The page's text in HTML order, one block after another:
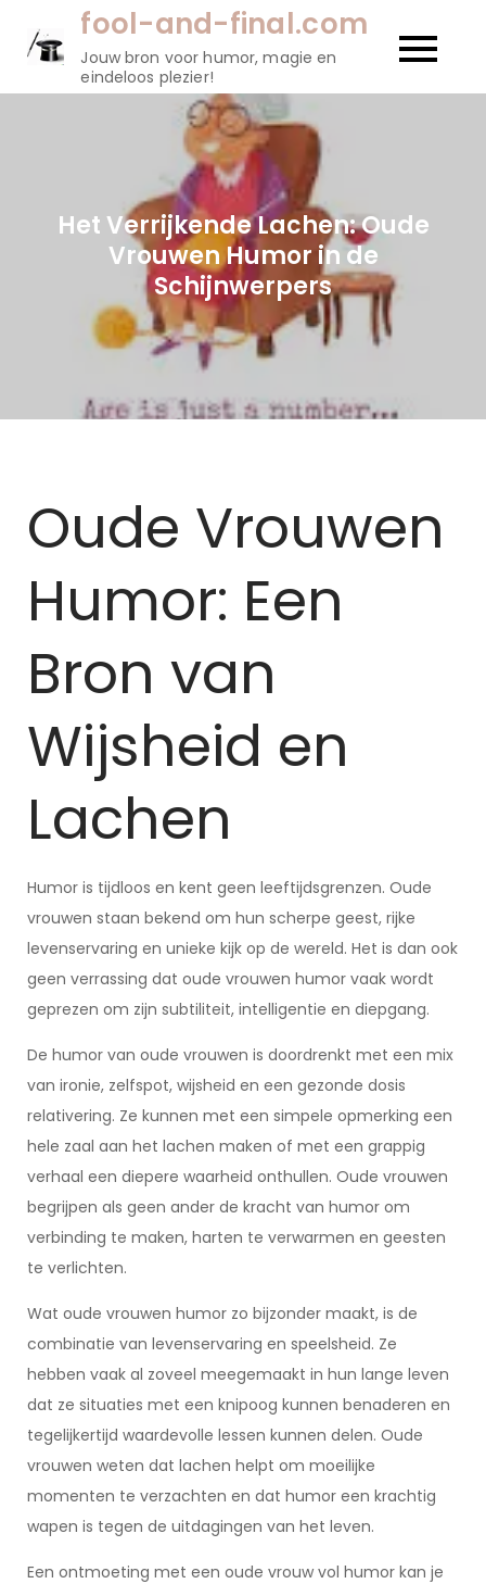
fool-and-final.com
Jouw bron voor humor, magie en
eindeloos plezier!
Het Verrijkende Lachen: Oude
Vrouwen Humor in de
Schijnwerpers
Oude Vrouwen
Humor: Een
Bron van
Wijsheid en
Lachen
Humor is tijdloos en kent geen leeftijdsgrenzen. Oude
vrouwen staan bekend om hun scherpe geest, rijke
levenservaring en unieke kijk op de wereld. Het is dan ook
geen verrassing dat oude vrouwen humor vaak wordt
geprezen om zijn subtiliteit, intelligentie en diepgang.
De humor van oude vrouwen is doordrenkt met een mix
van ironie, zelfspot, wijsheid en een gezonde dosis
relativering. Ze kunnen met een simpele opmerking een
hele zaal aan het lachen maken of met een grappig
verhaal een diepere waarheid onthullen. Oude vrouwen
begrijpen als geen ander de kracht van humor om
verbinding te maken, harten te verwarmen en geesten
te verlichten.
Wat oude vrouwen humor zo bijzonder maakt, is de
combinatie van levenservaring en speelsheid. Ze
hebben vaak al zoveel meegemaakt in hun lange leven
dat ze situaties met een knipoog kunnen benaderen en
tegelijkertijd waardevolle lessen kunnen delen. Oude
vrouwen weten dat lachen helpt om moeilijke
momenten te verzachten en dat humor een krachtig
wapen is tegen de uitdagingen van het leven.
Een ontmoeting met een oude vrouw vol humor kan je